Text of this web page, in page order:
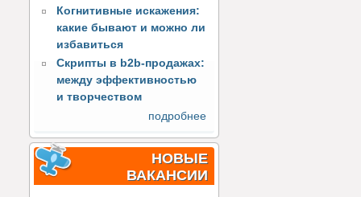
Когнитивные искажения:
какие бывают и можно ли
избавиться
Скрипты в b2b-продажах:
между эффективностью
и творчеством
подробнее
НОВЫЕ
ВАКАНСИИ